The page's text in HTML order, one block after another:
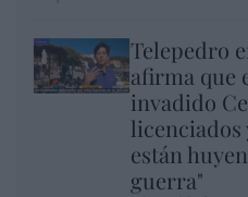
Telepedro
afirma que
invadido
licenciados
están
guerra"